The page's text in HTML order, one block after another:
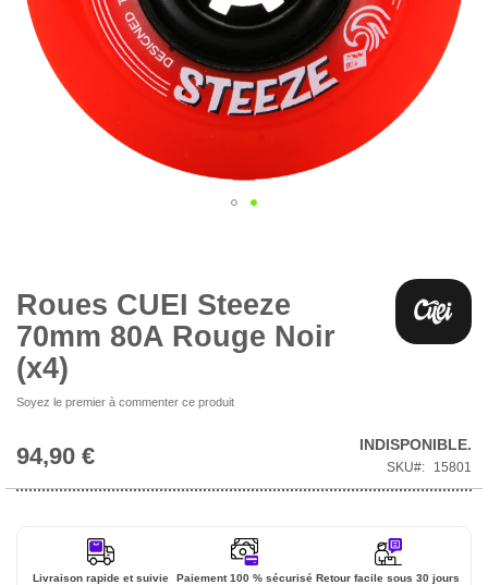
beginning
of
the
images
gallery
Roues CUEI Steeze
70mm 80A Rouge Noir
(x4)
Soyez le premier à commenter ce produit
94,90 € INDISPONIBLE.
SKU 15801
Livraison rapide et suivie Paiement 100 % sécurisé Retour facile sous 30 jours